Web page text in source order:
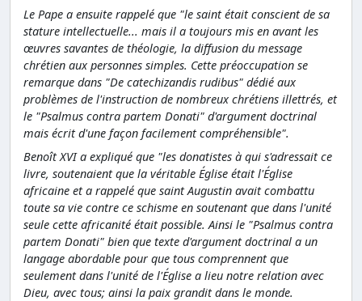
Le Pape a ensuite rappelé que "le saint était conscient de sa
stature intellectuelle... mais il a toujours mis en avant les
œuvres savantes de théologie, la diffusion du message
chrétien aux personnes simples. Cette préoccupation se
remarque dans "De catechizandis rudibus" dédié aux
problèmes de l'instruction de nombreux chrétiens illettrés, et
le "Psalmus contra partem Donati" d'argument doctrinal
mais écrit d'une façon facilement compréhensible".
Benoît XVI a expliqué que "les donatistes à qui s'adressait ce
livre, soutenaient que la véritable Église était l'Église
africaine et a rappelé que saint Augustin avait combattu
toute sa vie contre ce schisme en soutenant que dans l'unité
seule cette africanité était possible. Ainsi le "Psalmus contra
partem Donati" bien que texte d'argument doctrinal a un
langage abordable pour que tous comprennent que
seulement dans l'unité de l'Église a lieu notre relation avec
Dieu, avec tous; ainsi la paix grandit dans le monde.